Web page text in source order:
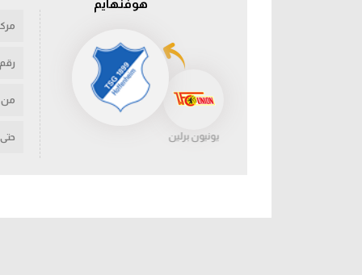
هوفنهايم
يونيون برلين
رقم
من
حتى